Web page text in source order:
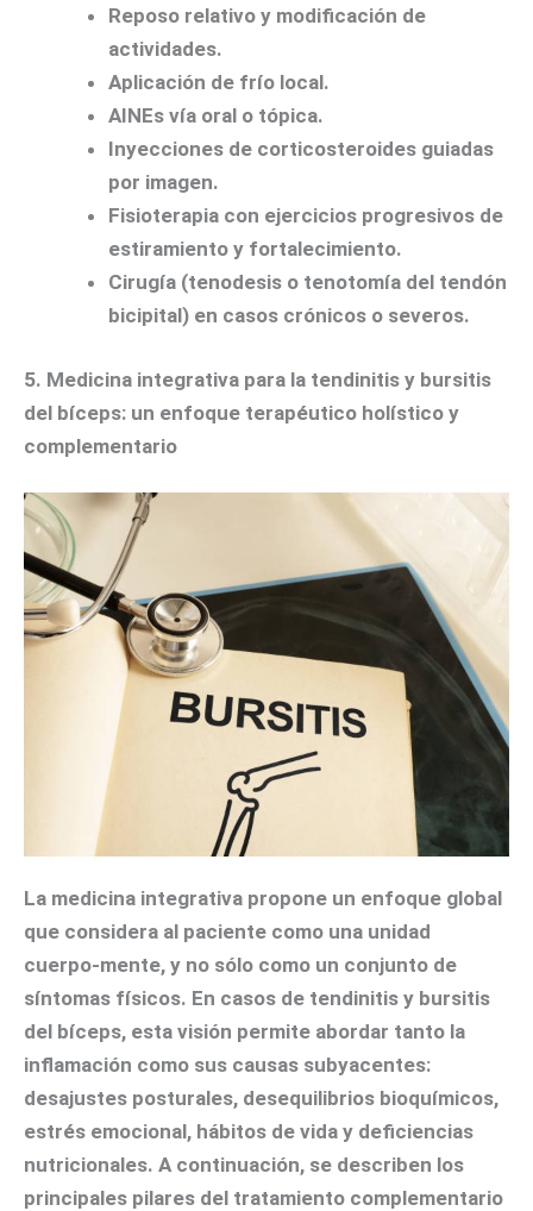
Reposo relativo y modificación de
actividades.
Aplicación de frío local.
AINEs vía oral o tópica.
Inyecciones de corticosteroides guiadas
por imagen.
Fisioterapia con ejercicios progresivos de
estiramiento y fortalecimiento.
Cirugía (tenodesis o tenotomía del tendón
bicipital) en casos crónicos o severos.
5. Medicina integrativa para la tendinitis y bursitis
del bíceps: un enfoque terapéutico holístico y
complementario
La medicina integrativa propone un enfoque global
que considera al paciente como una unidad
cuerpo-mente, y no sólo como un conjunto de
síntomas físicos. En casos de tendinitis y bursitis
del bíceps, esta visión permite abordar tanto la
inflamación como sus causas subyacentes:
desajustes posturales, desequilibrios bioquímicos,
estrés emocional, hábitos de vida y deficiencias
nutricionales. A continuación, se describen los
principales pilares del tratamiento complementario